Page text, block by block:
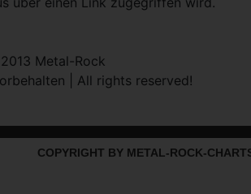
Metal-Rock
| All rights reserved!
COPYRIGHT BY METAL-ROCK-